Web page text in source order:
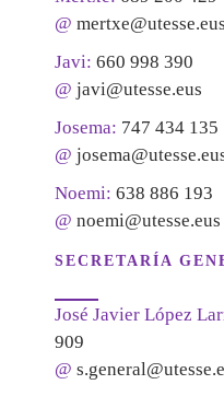
@ mertxe@utesse.eus
Javi: 660 998 390
@ javi@utesse.eus
Josema: 747 434 135
@
Noemi: 638 886 193
@ noemi@utesse.eus
SECRETARÍA
José Javier López
909
@